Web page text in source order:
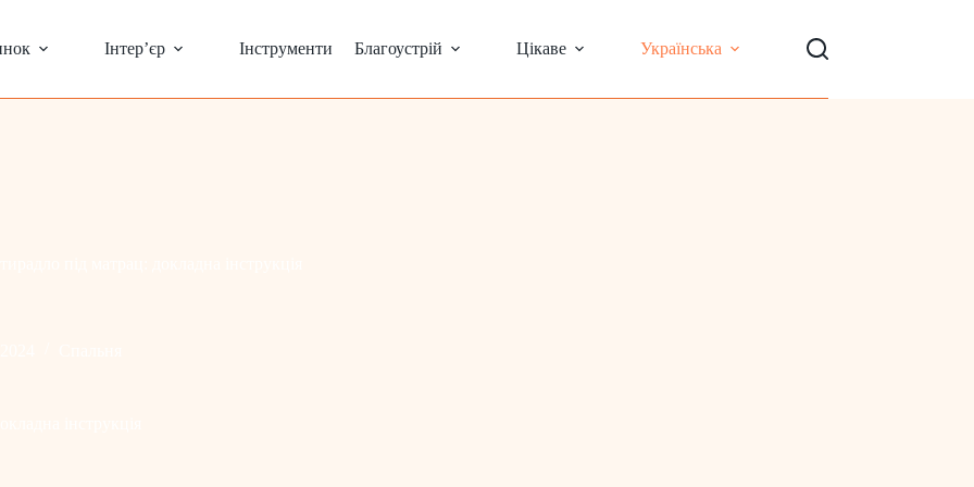
Інтер’єр Інструменти Благоустрій Цікаве Українська